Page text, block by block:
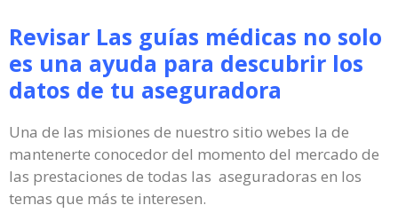
Revisar Las guías médicas no solo
es una ayuda para descubrir los
datos de tu aseguradora
Una de las misiones de nuestro sitio webes la de
mantenerte conocedor del momento del mercado de
las prestaciones de todas las aseguradoras en los
temas que más te interesen.